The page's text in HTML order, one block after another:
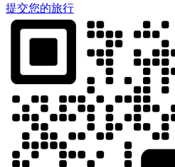
提交您的旅行